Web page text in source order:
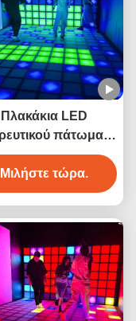
Πλακάκια LED
πάτωμα
Jumping Grid
παιχνίδι
Grid Τείχος και
Μιλήστε τώρα.